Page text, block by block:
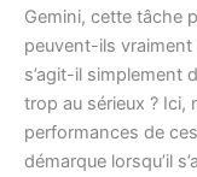
Gemini, cette tâche
peuvent-ils vraiment
s’agit-il simplement
trop au sérieux ? Ici,
performances de
démarque lorsqu’il